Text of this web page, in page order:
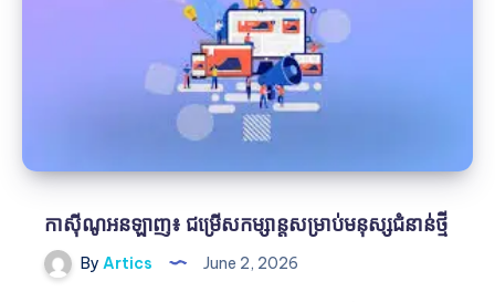
កាស៊ីណូអនឡាញ៖ ជម្រើសកម្សាន្តសម្រាប់មនុស្សជំនាន់ថ្មី
By Artics June 2, 2026